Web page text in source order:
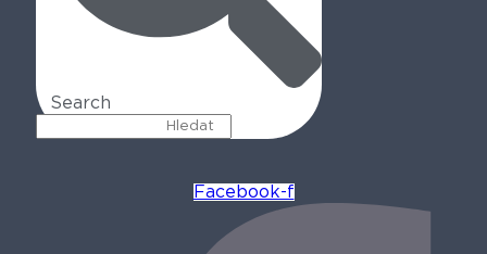
Search
Facebook-f